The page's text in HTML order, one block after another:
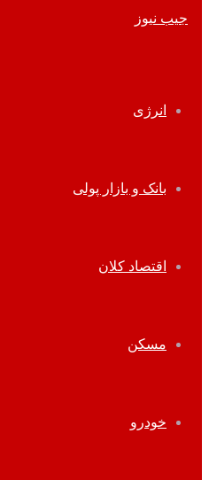
انرژی
بانک و بازار پولی
اقتصاد کلان
مسکن
خودرو